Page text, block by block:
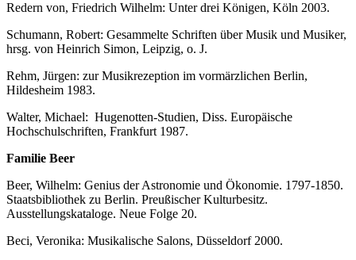
Redern von, Friedrich Wilhelm: Unter drei Königen, Köln 2003.
Schumann, Robert: Gesammelte Schriften über Musik und Musiker,
hrsg. von Heinrich Simon, Leipzig, o. J.
Rehm, Jürgen: zur Musikrezeption im vormärzlichen Berlin,
Hildesheim 1983.
Walter, Michael: Hugenotten-Studien, Diss. Europäische
Hochschulschriften, Frankfurt 1987.
Familie Beer
Beer, Wilhelm: Genius der Astronomie und Ökonomie. 1797-1850.
Staatsbibliothek zu Berlin. Preußischer Kulturbesitz.
Ausstellungskataloge. Neue Folge 20.
Beci, Veronika: Musikalische Salons, Düsseldorf 2000.